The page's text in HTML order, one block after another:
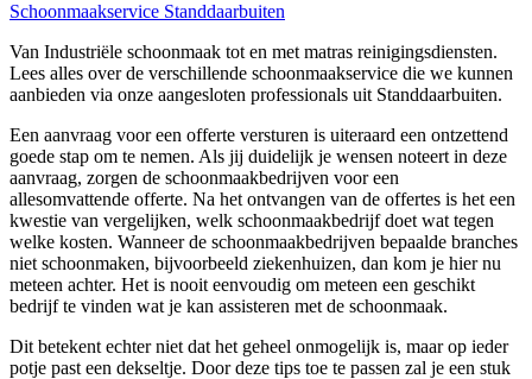
Schoonmaakservice Standdaarbuiten
Van Industriële schoonmaak tot en met matras reinigingsdiensten.
Lees alles over de verschillende schoonmaakservice die we kunnen
aanbieden via onze aangesloten professionals uit Standdaarbuiten.
Een aanvraag voor een offerte versturen is uiteraard een ontzettend
goede stap om te nemen. Als jij duidelijk je wensen noteert in deze
aanvraag, zorgen de schoonmaakbedrijven voor een
allesomvattende offerte. Na het ontvangen van de offertes is het een
kwestie van vergelijken, welk schoonmaakbedrijf doet wat tegen
welke kosten. Wanneer de schoonmaakbedrijven bepaalde branches
niet schoonmaken, bijvoorbeeld ziekenhuizen, dan kom je hier nu
meteen achter. Het is nooit eenvoudig om meteen een geschikt
bedrijf te vinden wat je kan assisteren met de schoonmaak.
Dit betekent echter niet dat het geheel onmogelijk is, maar op ieder
potje past een dekseltje. Door deze tips toe te passen zal je een stuk